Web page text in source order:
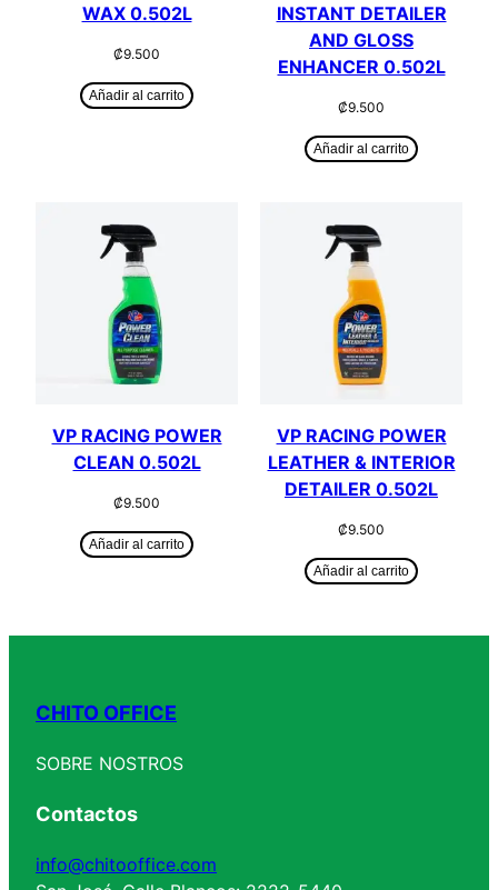
WAX 0.502L
₡9.500
Añadir al carrito
INSTANT DETAILER
AND GLOSS
ENHANCER 0.502L
₡9.500
Añadir al carrito
VP RACING POWER
CLEAN 0.502L
₡9.500
Añadir al carrito
VP RACING POWER
LEATHER & INTERIOR
DETAILER 0.502L
₡9.500
Añadir al carrito
CHITO OFFICE
SOBRE NOSTROS
Contactos
info@chitooffice.com